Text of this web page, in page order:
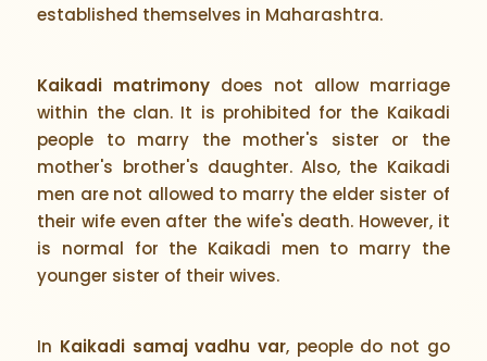
established themselves in Maharashtra.
Kaikadi matrimony does not allow marriage
within the clan. It is prohibited for the Kaikadi
people to marry the mother's sister or the
mother's brother's daughter. Also, the Kaikadi
men are not allowed to marry the elder sister of
their wife even after the wife's death. However, it
is normal for the Kaikadi men to marry the
younger sister of their wives.
In Kaikadi samaj vadhu var, people do not go